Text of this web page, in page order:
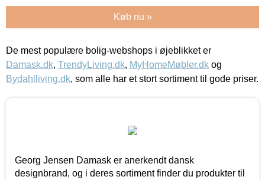
Køb nu »
De mest populære bolig-webshops i øjeblikket er
Damask.dk, TrendyLiving.dk, MyHomeMøbler.dk og
Bydahlliving.dk, som alle har et stort sortiment til gode priser.
Georg Jensen Damask er anerkendt dansk
designbrand, og i deres sortiment finder du produkter til